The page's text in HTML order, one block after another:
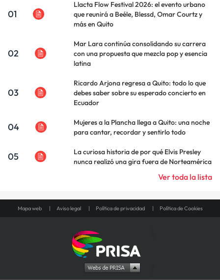
01
Llacta Flow Festival 2026: el evento urbano
que reunirá a Beéle, Blessd, Omar Courtz y
más en Quito
02
Mar Lara continúa consolidando su carrera
con una propuesta que mezcla pop y esencia
latina
03
Ricardo Arjona regresa a Quito: todo lo que
debes saber sobre su esperado concierto en
Ecuador
04
Mujeres a la Plancha llega a Quito: una noche
para cantar, recordar y sentirlo todo
05
La curiosa historia de por qué Elvis Presley
nunca realizó una gira fuera de Norteamérica
Ver toda la lista
Mapa web Aviso legal Política de privacidad Política de Cookies